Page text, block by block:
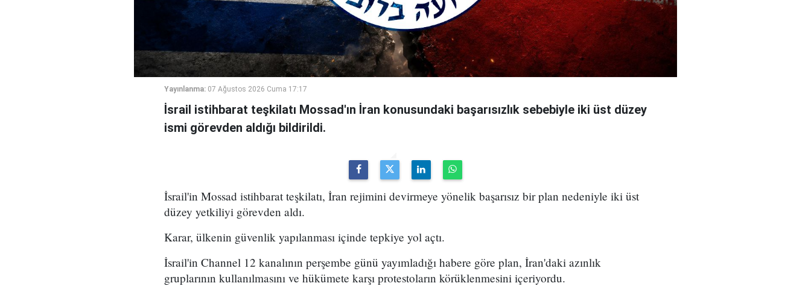
Yayınlanma: 07 Ağustos 2026 Cuma 17:17
İsrail istihbarat teşkilatı Mossad'ın İran konusundaki başarısızlık sebebiyle iki üst düzey
ismi görevden aldığı bildirildi.
İsrail'in Mossad istihbarat teşkilatı, İran rejimini devirmeye yönelik başarısız bir plan nedeniyle iki üst
düzey yetkiliyi görevden aldı.
Karar, ülkenin güvenlik yapılanması içinde tepkiye yol açtı.
İsrail'in Channel 12 kanalının perşembe günü yayımladığı habere göre plan, İran'daki azınlık
gruplarının kullanılmasını ve hükümete karşı protestoların körüklenmesini içeriyordu.